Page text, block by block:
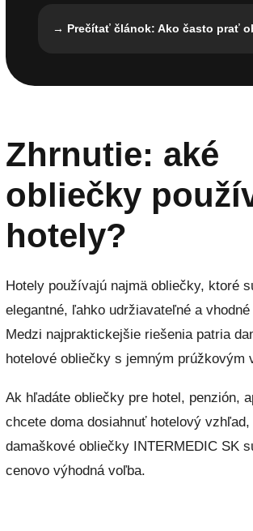
→ Prečítať článok: Ako často prať
Zhrnutie: aké
obliečky
hotely?
Hotely používajú najmä obliečky, ktoré
elegantné, ľahko udržiavateľné a
Medzi najpraktickejšie riešenia patria
hotelové obliečky s jemným prúžkovým
Ak hľadáte obliečky pre hotel, penzión,
chcete doma dosiahnuť hotelový vzhľad,
damaškové obliečky INTERMEDIC SK
cenovo výhodná voľba.